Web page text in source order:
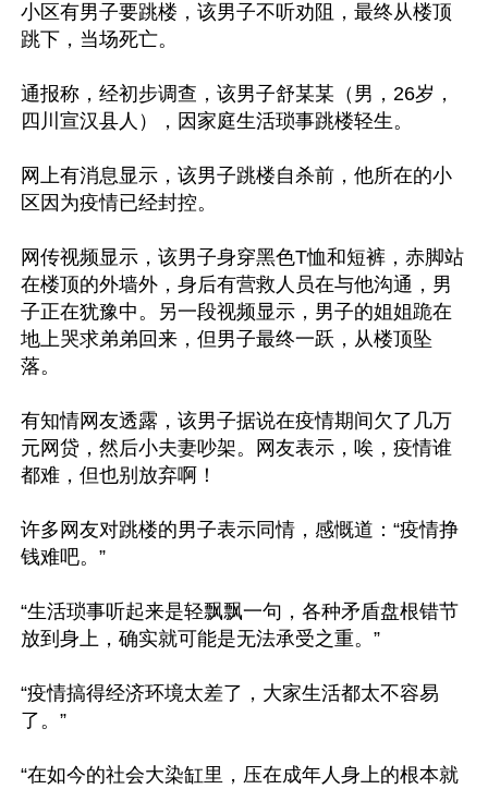
小区有男子要跳楼，该男子不听劝阻，最终从楼顶
跳下，当场死亡。
通报称，经初步调查，该男子舒某某（男，26岁，
四川宣汉县人），因家庭生活琐事跳楼轻生。
网上有消息显示，该男子跳楼自杀前，他所在的小
区因为疫情已经封控。
网传视频显示，该男子身穿黑色T恤和短裤，赤脚站
在楼顶的外墙外，身后有营救人员在与他沟通，男
子正在犹豫中。另一段视频显示，男子的姐姐跪在
地上哭求弟弟回来，但男子最终一跃，从楼顶坠
落。
有知情网友透露，该男子据说在疫情期间欠了几万
元网贷，然后小夫妻吵架。网友表示，唉，疫情谁
都难，但也别放弃啊！
许多网友对跳楼的男子表示同情，感慨道：“疫情挣
钱难吧。”
“生活琐事听起来是轻飘飘一句，各种矛盾盘根错节
放到身上，确实就可能是无法承受之重。”
“疫情搞得经济环境太差了，大家生活都太不容易
了。”
“在如今的社会大染缸里，压在成年人身上的根本就